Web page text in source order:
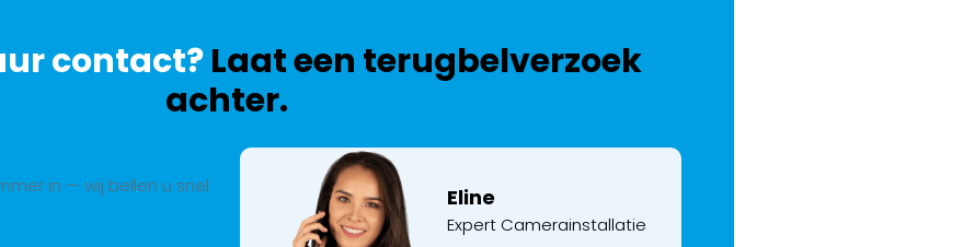
contact?Laat een terugbelverzoek
achter.
in — wij bellen u snel
Eline
Expert Camerainstallatie